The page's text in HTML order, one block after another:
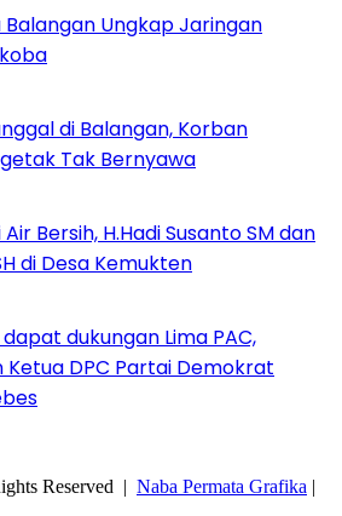
Ungkap Jaringan
di Balangan, Korban
Tak Bernyawa
Bersih, H.Hadi Susanto SM dan
di Desa Kemukten
dukungan Lima PAC,
Ketua DPC Partai Demokrat
Reserved | Naba Permata Grafika |